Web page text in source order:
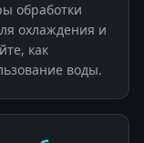
обработки
охлаждения и
как
воды.